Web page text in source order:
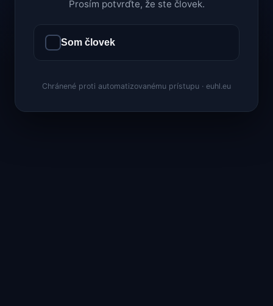
Prosím potvrďte, že ste človek.
Som človek
Chránené proti automatizovanému prístupu · euhl.eu